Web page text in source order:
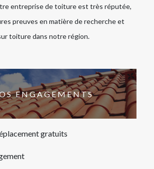
entreprise de toiture est très réputée,
preuves en matière de recherche et
toiture dans notre région.
ENGAGEMENTS
gratuits